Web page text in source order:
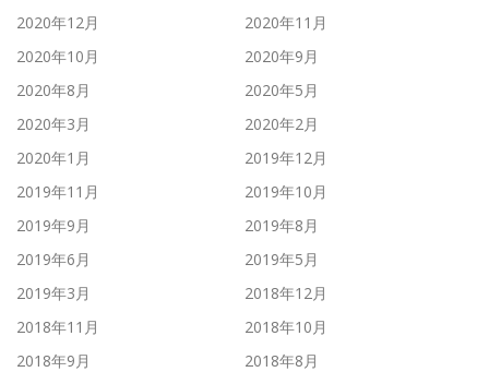
2020年12月
2020年11月
2020年10月
2020年9月
2020年8月
2020年5月
2020年3月
2020年2月
2020年1月
2019年12月
2019年11月
2019年10月
2019年9月
2019年8月
2019年6月
2019年5月
2019年3月
2018年12月
2018年11月
2018年10月
2018年9月
2018年8月